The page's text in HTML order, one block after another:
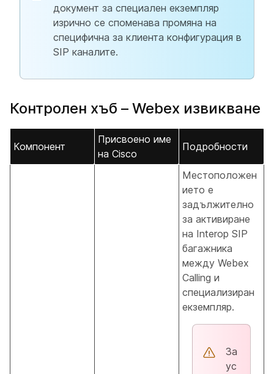
документ за специален екземпляр
изрично се споменава промяна на
специфична за клиента конфигурация в
SIP каналите.
Контролен хъб – Webex извикване
Компонент
Присвоено име
на Cisco
Подробности
Местоположен
ието е
задължително
за активиране
на Interop SIP
багажника
между Webex
Calling и
специализиран
екземпляр.
За
ус